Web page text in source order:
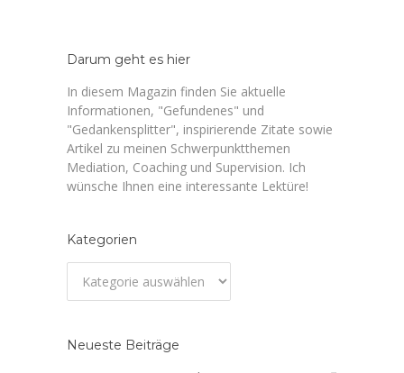
Darum geht es hier
In diesem Magazin finden Sie aktuelle
Informationen, "Gefundenes" und
"Gedankensplitter", inspirierende Zitate sowie
Artikel zu meinen Schwerpunktthemen
Mediation, Coaching und Supervision. Ich
wünsche Ihnen eine interessante Lektüre!
Kategorien
Neueste Beiträge